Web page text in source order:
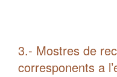
3.- Mostres de
corresponents a